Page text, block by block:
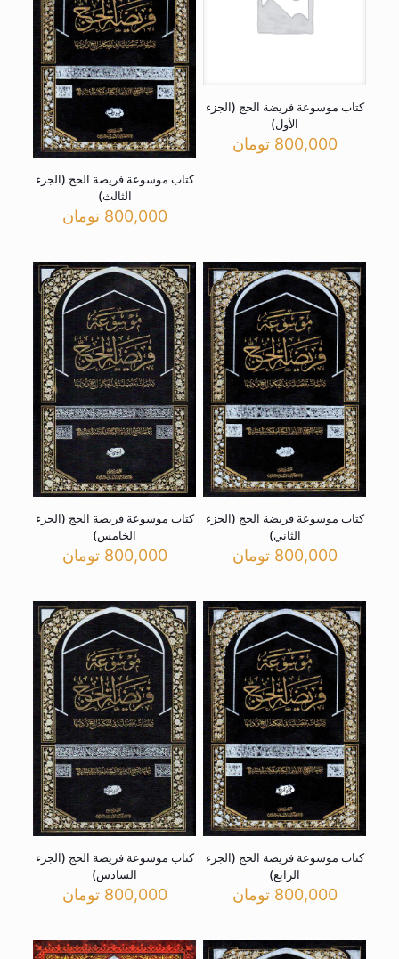
کتاب موسوعة فریضة الحج (الجزء
الأول)
800,000 تومان
کتاب موسوعة فریضة الحج (الجزء
الثالث)
800,000 تومان
کتاب موسوعة فریضة الحج (الجزء
الثاني)
800,000 تومان
کتاب موسوعة فریضة الحج (الجزء
الخامس)
800,000 تومان
کتاب موسوعة فریضة الحج (الجزء
الرابع)
800,000 تومان
کتاب موسوعة فریضة الحج (الجزء
السادس)
800,000 تومان